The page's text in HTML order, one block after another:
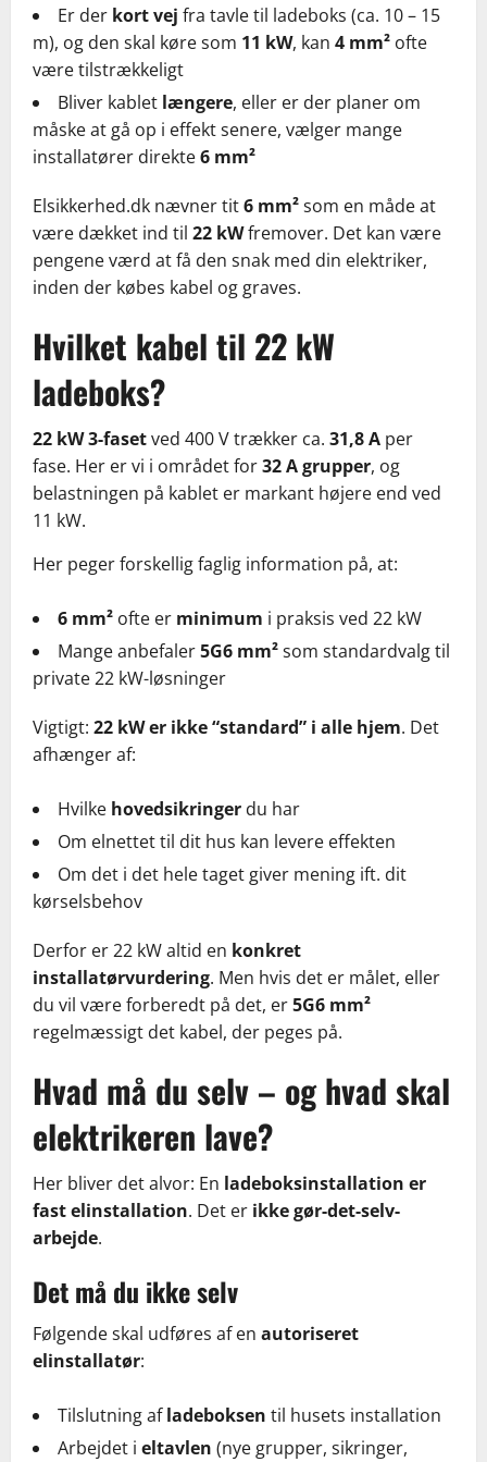
Er der kort vej fra tavle til ladeboks (ca. 10 – 15
m), og den skal køre som 11 kW, kan 4 mm² ofte
være tilstrækkeligt
Bliver kablet længere, eller er der planer om
måske at gå op i effekt senere, vælger mange
installatører direkte6 mm²
Elsikkerhed.dk nævner tit6 mm²som en måde at
være dækket ind til 22 kWfremover. Det kan være
pengene værd at få den snak med din elektriker,
inden der købes kabel og graves.
Hvilket kabel til 22 kW
ladeboks?
22 kW 3-fasetved 400 V trækker ca. 31,8 A per
fase. Her er vi i området for32 A grupper, og
belastningen på kablet er markant højere end ved
11 kW.
Her peger forskellig faglig information på, at:
6 mm² ofte er minimum i praksis ved 22 kW
Mange anbefaler5G6 mm²som standardvalg til
private 22 kW-løsninger
Vigtigt: 22 kW er ikke “standard” i alle hjem. Det
afhænger af:
Hvilke hovedsikringer du har
Om elnettet til dit hus kan levere effekten
Om det i det hele taget giver mening ift. dit
kørselsbehov
Derfor er 22 kW altid en konkret
installatørvurdering. Men hvis det er målet, eller
du vil være forberedt på det, er5G6 mm²
regelmæssigt det kabel, der peges på.
Hvad må du selv – og hvad skal
elektrikeren lave?
Her bliver det alvor: En ladeboksinstallation er
fast elinstallation. Det er ikke gør-det-selv-
arbejde.
Det må du ikke selv
Følgende skal udføres af en autoriseret
elinstallatør:
Tilslutning afladeboksen til husets installation
Arbejdet i eltavlen (nye grupper, sikringer,